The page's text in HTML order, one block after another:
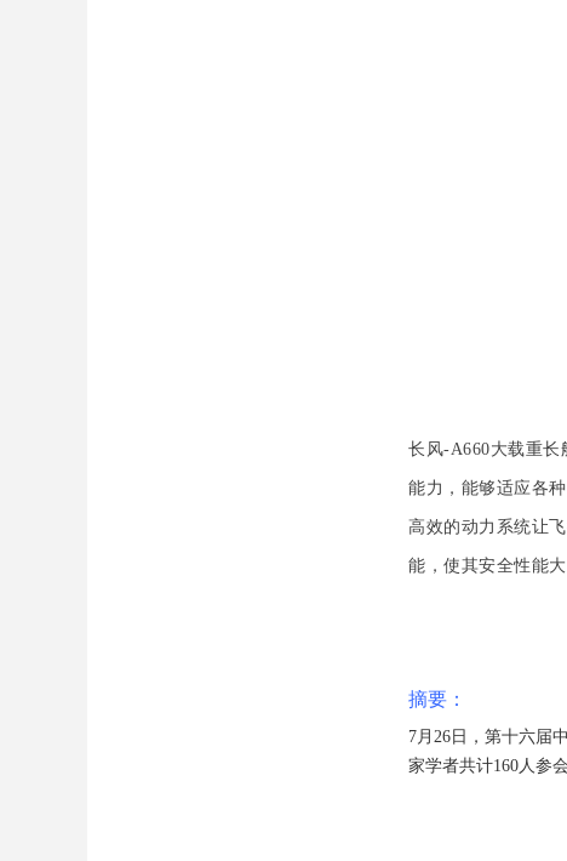
7月26日，第十六届
家学者共计160人参会
长风-A660大载重
能力，能够适应各
高效的动力系统让
能，使其安全性能大
摘要：